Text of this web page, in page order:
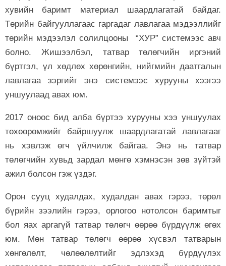
хувийн баримт материал шаардлагатай байдаг.
Төрийн байгууллагаас гаргадаг лавлагаа мэдээллийг
төрийн мэдээлэл солилцооны “ХУР” системээс авч
болно. Жишээлбэл, татвар төлөгчийн иргэний
бүртгэл, үл хөдлөх хөрөнгийн, нийгмийн даатгалын
лавлагаа зэргийг энэ системээс хурууны хээгээ
уншуулаад авах юм.
2017 оноос бид алба бүртээ хурууны хээ уншуулах
төхөөрөмжийг байршуулж шаард­лагатай лавлагааг
нь хэвлэж өгч үйлчилж байгаа. Энэ нь татвар
төлөгчийн хувьд зардал мөнгө хэмнэсэн зөв зүйтэй
ажил болсон гэж үздэг.
Орон сууц худалдах, худалдан авах гэрээ, төрөл
бүрийн зээлийн гэрээ, орлогоо нотолсон баримтыг
бол яах аргагүй татвар төлөгч өөрөө бүрдүүлж өгөх
юм. Мөн татвар төлөгч өөрөө хүсвэл татварын
хөнгөлөлт, чөлөөлөлтийг эдлэхэд бүрдүүлэх